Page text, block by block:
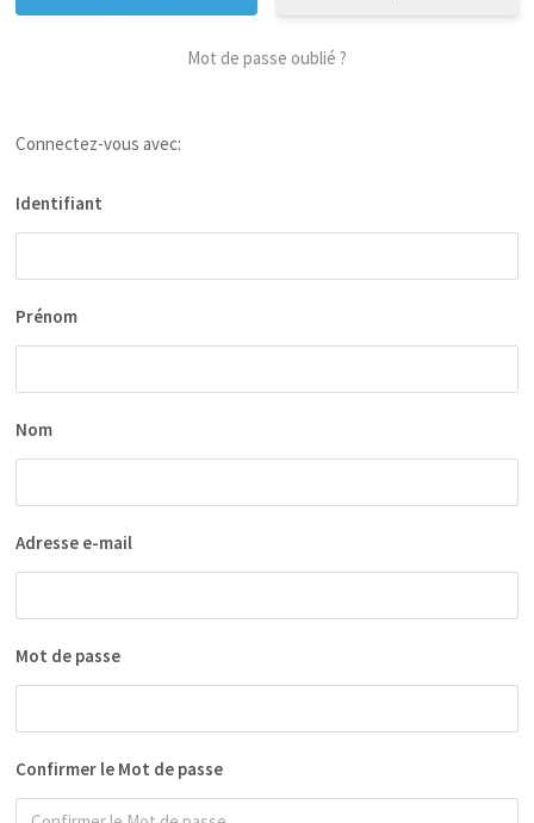
Mot de passe oublié ?
Connectez-vous avec:
Identifiant
Prénom
Nom
Adresse e-mail
Mot de passe
Confirmer le Mot de passe